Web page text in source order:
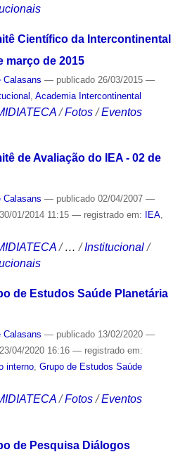
Científico da Intercontinental
março de 2015
Calasans — publicado26/03/2015 —
Academia Intercontinental
/Fotos /Eventos
de Avaliação do IEA - 02 de
Calasans — publicado02/04/2007 —
01/2014 11:15 — registrado em: IEA,
/…/Institucional /
de Estudos Saúde Planetária
Calasans — publicado13/02/2020 —
04/2020 16:16 — registrado em:
interno, Grupo de Estudos Saúde
/Fotos /Eventos
de Pesquisa Diálogos